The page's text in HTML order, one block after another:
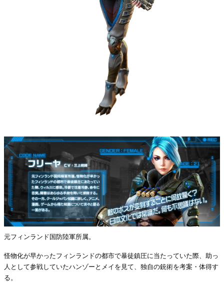
元フィンランド国防陸軍所属。
怪物化が早かったフィンランドの都市で暴徒鎮圧に当たっていた際、助っ
人として参戦していたハンゾーとメイを見て、独自の銃術を考案・体得す
る。